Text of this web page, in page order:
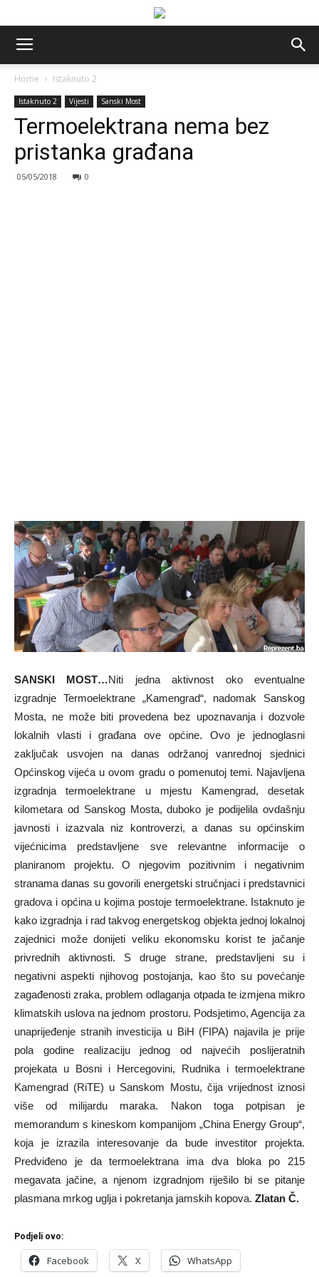
Home Istaknuto 2
Istaknuto 2 Vijesti Sanski Most
Termoelektrana nema bez
pristanka građana
05/05/2018 0
SANSKI MOST…Niti jedna aktivnost oko eventualne
izgradnje Termoelektrane „Kamengrad“, nadomak Sanskog
Mosta, ne može biti provedena bez upoznavanja i dozvole
lokalnih vlasti i građana ove općine. Ovo je jednoglasni
zaključak usvojen na danas održanoj vanrednoj sjednici
Općinskog vijeća u ovom gradu o pomenutoj temi. Najavljena
izgradnja termoelektrane u mjestu Kamengrad, desetak
kilometara od Sanskog Mosta, duboko je podijelila ovdašnju
javnosti i izazvala niz kontroverzi, a danas su općinskim
vijećnicima predstavljene sve relevantne informacije o
planiranom projektu. O njegovim pozitivnim i negativnim
stranama danas su govorili energetski stručnjaci i predstavnici
gradova i općina u kojima postoje termoelektrane. Istaknuto je
kako izgradnja i rad takvog energetskog objekta jednoj lokalnoj
zajednici može donijeti veliku ekonomsku korist te jačanje
privrednih aktivnosti. S druge strane, predstavljeni su i
negativni aspekti njihovog postojanja, kao što su povećanje
zagađenosti zraka, problem odlaganja otpada te izmjena mikro
klimatskih uslova na jednom prostoru. Podsjetimo, Agencija za
unaprijeđenje stranih investicija u BiH (FIPA) najavila je prije
pola godine realizaciju jednog od najvećih poslijeratnih
projekata u Bosni i Hercegovini, Rudnika i termoelektrane
Kamengrad (RiTE) u Sanskom Mostu, čija vrijednost iznosi
više od milijardu maraka. Nakon toga potpisan je
memorandum s kineskom kompanijom „China Energy Group“,
koja je izrazila interesovanje da bude investitor projekta.
Predviđeno je da termoelektrana ima dva bloka po 215
megavata jačine, a njenom izgradnjom riješilo bi se pitanje
plasmana mrkog uglja i pokretanja jamskih kopova. Zlatan Č.
Podjeli ovo:
Facebook X WhatsApp